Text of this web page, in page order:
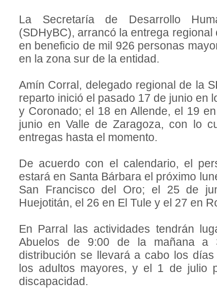
La Secretaría de Desarrollo
(SDHyBC), arrancó la entrega
en beneficio de mil 926 personas
en la zona sur de la entidad.
Amín Corral, delegado regional de la
reparto inició el pasado 17 de junio en
y Coronado; el 18 en Allende, el 19
junio en Valle de Zaragoza, con lo
entregas hasta el momento.
De acuerdo con el calendario, el
estará en Santa Bárbara el próximo
San Francisco del Oro; el 25 de
Huejotitán, el 26 en El Tule y el 27 en
En Parral las actividades tendrán
Abuelos de 9:00 de la mañana
distribución se llevará a cabo los
los adultos mayores, y el 1 de julio
discapacidad.